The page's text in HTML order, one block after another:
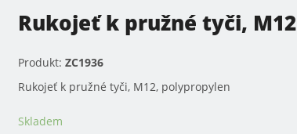
Rukojeť k pružné tyči, M12
Produkt: ZC1936
Rukojeť k pružné tyči, M12, polypropylen
Skladem